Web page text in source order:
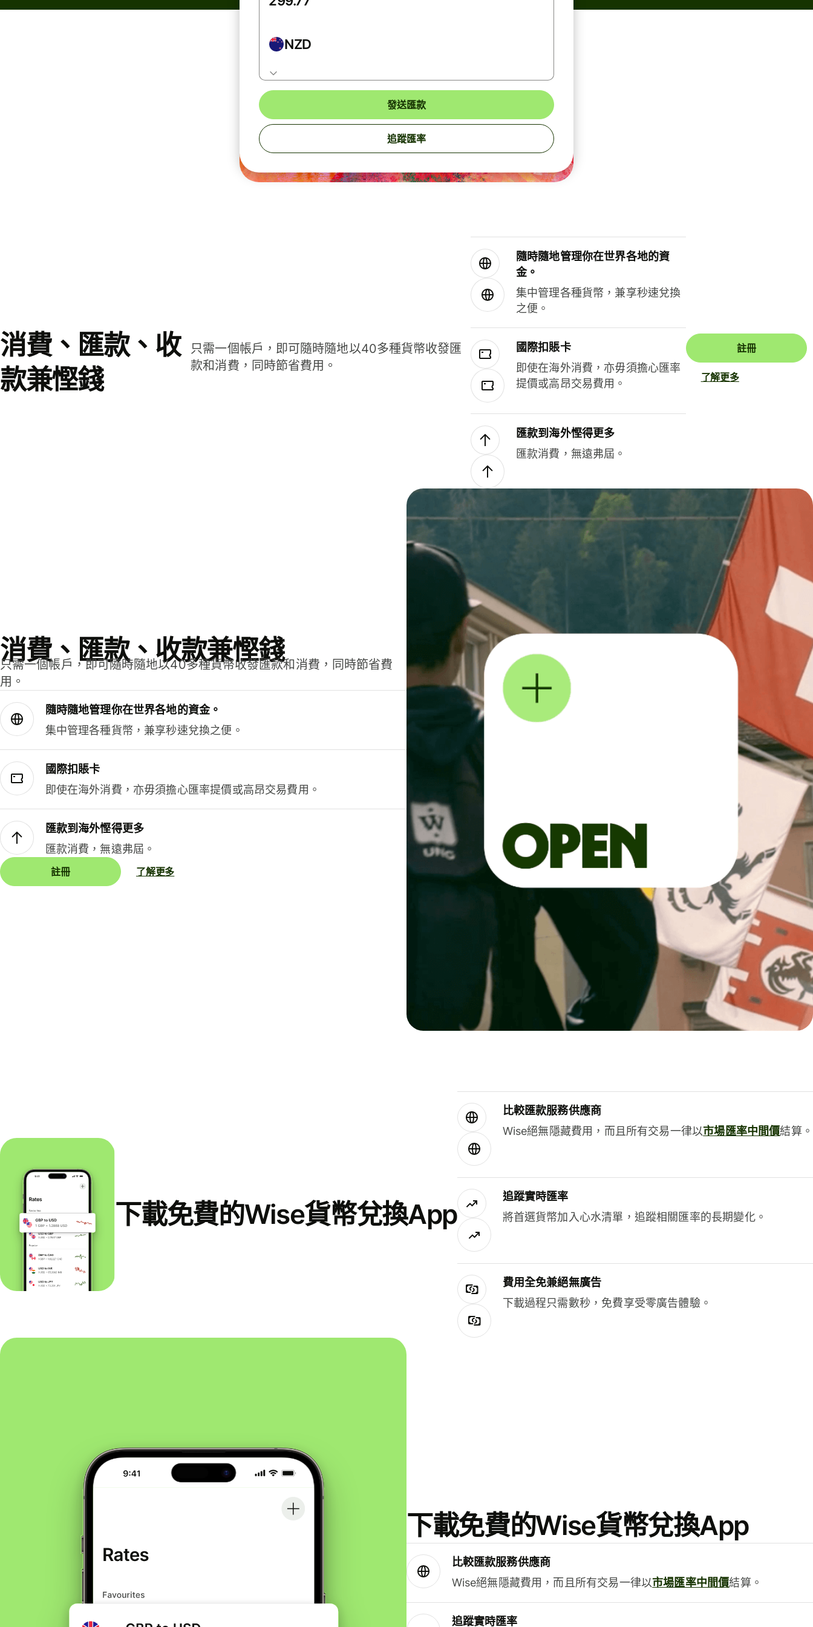
NZD
發送匯款
追蹤匯率
消費、匯款、收
款兼慳錢
只需一個帳戶，即可隨時隨地以40多種貨幣收發匯
款和消費，同時節省費用。
隨時隨地管理你在世界各地的資
金。
集中管理各種貨幣，兼享秒速兌換
之便。
國際扣賬卡
即使在海外消費，亦毋須擔心匯率
提價或高昂交易費用。
匯款到海外慳得更多
匯款消費，無遠弗屆。
註冊
了解更多
消費、匯款、收款兼慳錢
只需一個帳戶，即可隨時隨地以40多種貨幣收發匯款和消費，同時節省費
用。
隨時隨地管理你在世界各地的資金。
集中管理各種貨幣，兼享秒速兌換之便。
國際扣賬卡
即使在海外消費，亦毋須擔心匯率提價或高昂交易費用。
匯款到海外慳得更多
匯款消費，無遠弗屆。
註冊 了解更多
下載免費的Wise貨幣兌換App
比較匯款服務供應商
Wise絕無隱藏費用，而且所有交易一律以市場匯率中間價結算。
追蹤實時匯率
將首選貨幣加入心水清單，追蹤相關匯率的長期變化。
費用全免兼絕無廣告
下載過程只需數秒，免費享受零廣告體驗。
下載免費的Wise貨幣兌換App
比較匯款服務供應商
Wise絕無隱藏費用，而且所有交易一律以市場匯率中間價結算。
追蹤實時匯率